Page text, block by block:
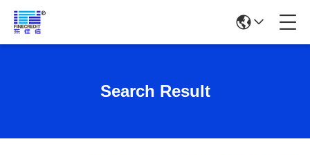
Search Result